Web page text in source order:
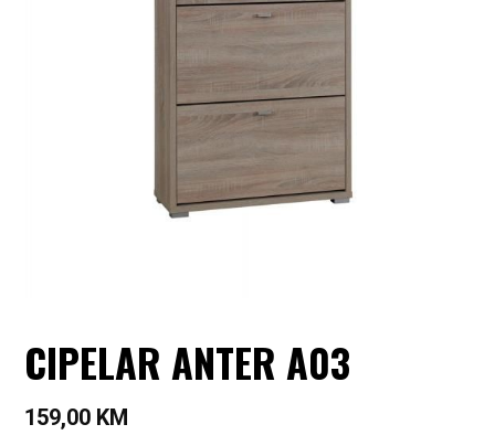
CIPELAR ANTER A03
159,00 KM